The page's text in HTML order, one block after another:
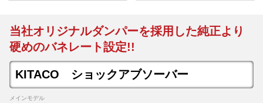
当社オリジナルダンパーを採用した純正より
硬めのバネレート設定!!
KITACO ショックアブソーバー
メインモデル